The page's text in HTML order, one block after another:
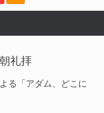
礼拝
る「アダム、どこに